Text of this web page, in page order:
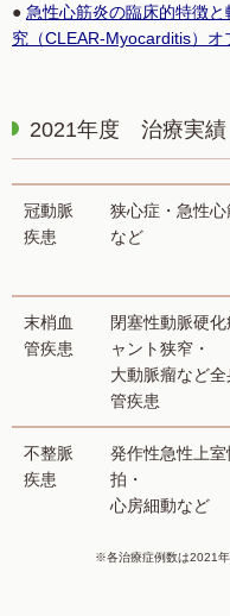
● 急性心筋炎の臨床的特徴
究（CLEAR-Myocarditis）オ
2021年度 治療実績
冠動脈
疾患
狭心症・急性
など
末梢血
管疾患
閉塞性動脈硬
ャント狭窄・
大動脈瘤など全
管疾患
不整脈
疾患
発作性急性上室
拍・
心房細動など
※各治療症例数は2021